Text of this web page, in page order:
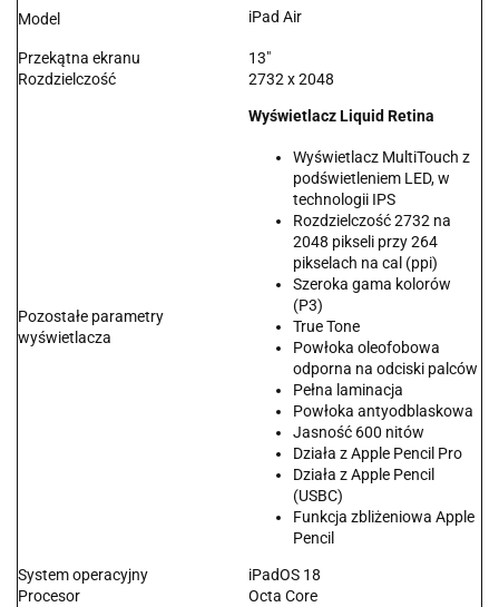
Model iPad Air
Przekątna ekranu
13"
Rozdzielczość
2732 x 2048
Pozostałe parametry
wyświetlacza
Wyświetlacz Liquid Retina
Wyświetlacz MultiTouch z
podświetleniem LED, w
technologii IPS
Rozdzielczość 2732 na
2048 pikseli przy 264
pikselach na cal (ppi)
Szeroka gama kolorów
(P3)
True Tone
Powłoka oleofobowa
odporna na odciski palców
Pełna laminacja
Powłoka antyodblaskowa
Jasność 600 nitów
Działa z Apple Pencil Pro
Działa z Apple Pencil
(USBC)
Funkcja zbliżeniowa Apple
Pencil
System operacyjny
iPadOS 18
Procesor
Octa Core